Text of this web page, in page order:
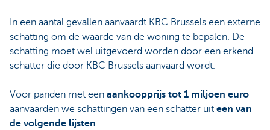
In een aantal gevallen aanvaardt KBC Brussels een externe
schatting om de waarde van de woning te bepalen. De
schatting moet wel uitgevoerd worden door een erkend
schatter die door KBC Brussels aanvaard wordt.
Voor panden met een aankoopprijs tot 1 miljoen euro
aanvaarden we schattingen van een schatter uit een van
de volgende lijsten: